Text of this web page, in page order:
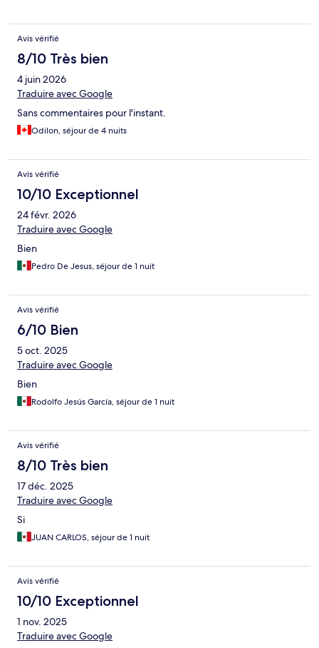
Avis vérifié
8/10 Très bien
4 juin 2026
Traduire avec Google
Sans commentaires pour l'instant.
Odilon, séjour de 4 nuits
Avis vérifié
10/10 Exceptionnel
24 févr. 2026
Traduire avec Google
Bien
Pedro De Jesus, séjour de 1 nuit
Avis vérifié
6/10 Bien
5 oct. 2025
Traduire avec Google
Bien
Rodolfo Jesús García, séjour de 1 nuit
Avis vérifié
8/10 Très bien
17 déc. 2025
Traduire avec Google
Si
JUAN CARLOS, séjour de 1 nuit
Avis vérifié
10/10 Exceptionnel
1 nov. 2025
Traduire avec Google